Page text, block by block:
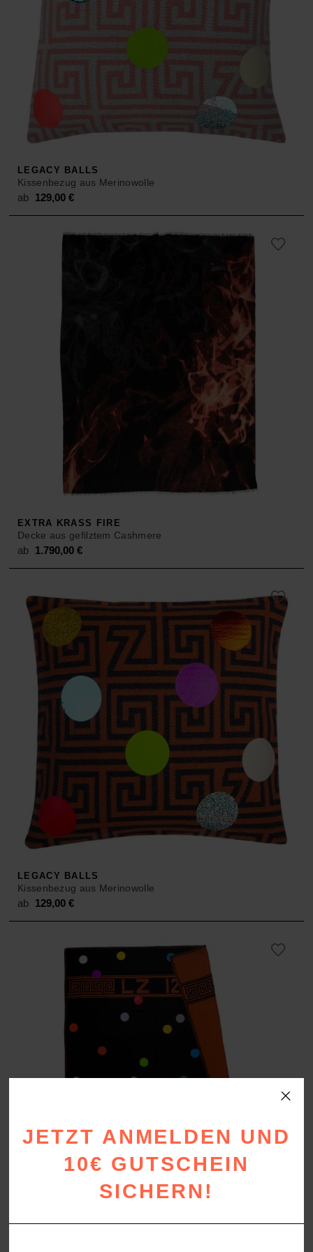
LEGACY BALLS
Kissenbezug aus Merinowolle
ab 129,00€
EXTRA KRASS FIRE
Decke aus gefilztem Cashmere
ab 1.790,00€
LEGACY BALLS
Kissenbezug aus Merinowolle
ab 129,00€
JETZT ANMELDEN UND
10€ GUTSCHEIN
SICHERN!